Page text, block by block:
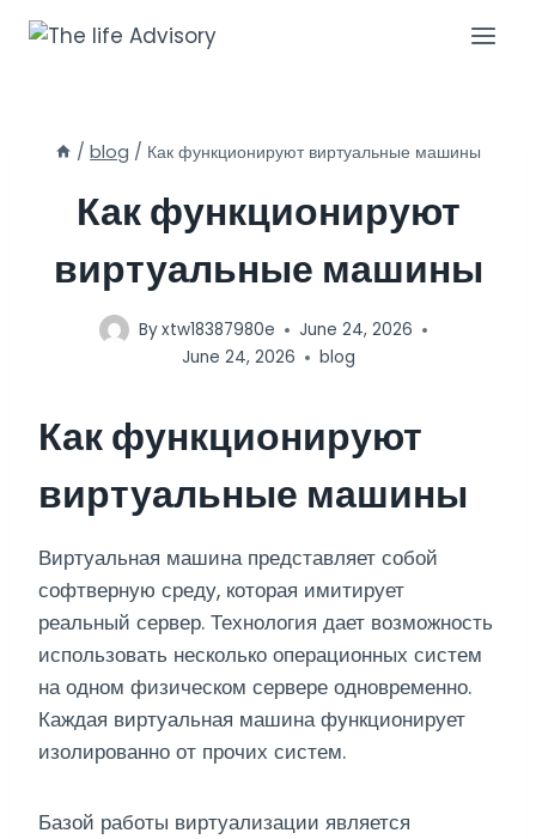
Skip
/ blog / Как функционируют виртуальные машины
Как функционируют
виртуальные машины
Byxtw18387980e
June 24, 2026
June 24, 2026
blog
Как функционируют
виртуальные машины
Виртуальная машина представляет собой
софтверную среду, которая имитирует
реальный сервер. Технология дает возможность
использовать несколько операционных систем
на одном физическом сервере одновременно.
Каждая виртуальная машина функционирует
изолированно от прочих систем.
Базой работы виртуализации является